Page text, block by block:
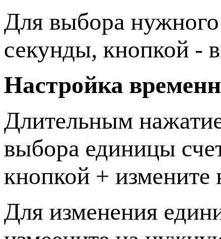
Для выбора
секунды, кнопкой -
Настройка
Длительным
выбора единицы
кнопкой +
Для изменения